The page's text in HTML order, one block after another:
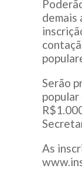
demais
Serão
As